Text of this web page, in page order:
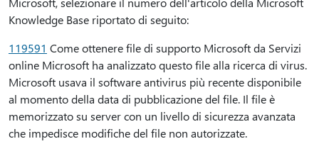
Knowledge Base riportato di seguito:
119591 Come ottenere file di supporto Microsoft da Servizi
online Microsoft ha analizzato questo file alla ricerca di virus.
Microsoft usava il software antivirus più recente disponibile
al momento della data di pubblicazione del file. Il file è
memorizzato su server con un livello di sicurezza avanzata
che impedisce modifiche del file non autorizzate.